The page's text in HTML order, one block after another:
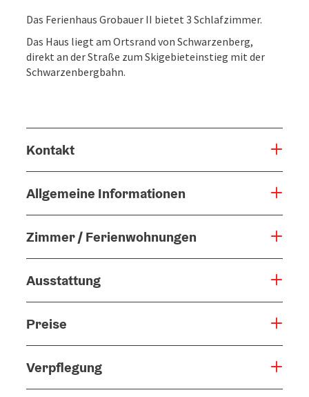
Das Ferienhaus Grobauer II bietet 3 Schlafzimmer.
Das Haus liegt am Ortsrand von Schwarzenberg,
direkt an der Straße zum Skigebieteinstieg mit der
Schwarzenbergbahn.
Kontakt
Allgemeine Informationen
Zimmer / Ferienwohnungen
Ausstattung
Preise
Verpflegung